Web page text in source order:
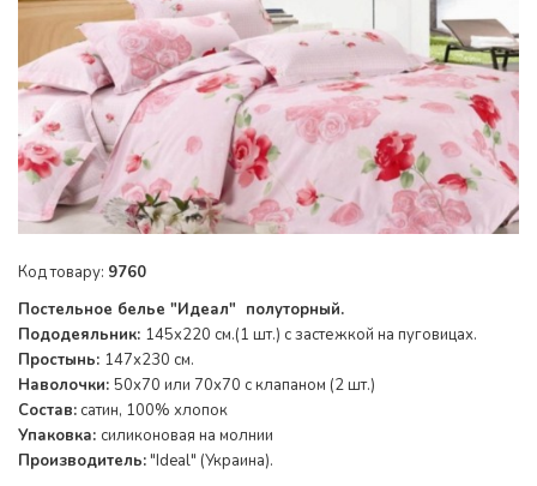
Код товару: 9760
Постельное белье "Идеал" полуторный.
Пододеяльник: 145x220 см.(1 шт.) с застежкой на пуговицах.
Простынь: 147х230 см.
Наволочки: 50х70 или 70х70 с клапаном (2 шт.)
Состав: сатин, 100% хлопок
Упаковка: силиконовая на молнии
Производитель:"Ideal" (Украина).